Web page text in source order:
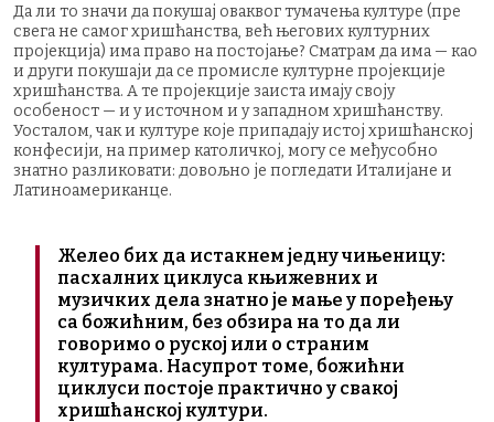
Да ли то значи да покушај оваквог тумачења културе (пре
свега не самог хришћанства, већ његових културних
пројекција) има право на постојање? Сматрам да има — као
и други покушаји да се промисле културне пројекције
хришћанства. А те пројекције заиста имају своју
особеност — и у источном и у западном хришћанству.
Уосталом, чак и културе које припадају истој хришћанској
конфесији, на пример католичкој, могу се међусобно
знатно разликовати: довољно је погледати Италијане и
Латиноамериканце.
Желео бих да истакнем једну чињеницу:
пасхалних циклуса књижевних и
музичких дела знатно је мање у поређењу
са божићним, без обзира на то да ли
говоримо о руској или о страним
културама. Насупрот томе, божићни
циклуси постоје практично у свакој
хришћанској култури.